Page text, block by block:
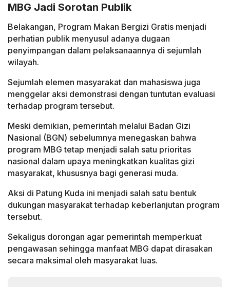
MBG Jadi Sorotan Publik
Belakangan, Program Makan Bergizi Gratis menjadi
perhatian publik menyusul adanya dugaan
penyimpangan dalam pelaksanaannya di sejumlah
wilayah.
Sejumlah elemen masyarakat dan mahasiswa juga
menggelar aksi demonstrasi dengan tuntutan evaluasi
terhadap program tersebut.
Meski demikian, pemerintah melalui Badan Gizi
Nasional (BGN) sebelumnya menegaskan bahwa
program MBG tetap menjadi salah satu prioritas
nasional dalam upaya meningkatkan kualitas gizi
masyarakat, khususnya bagi generasi muda.
Aksi di Patung Kuda ini menjadi salah satu bentuk
dukungan masyarakat terhadap keberlanjutan program
tersebut.
Sekaligus dorongan agar pemerintah memperkuat
pengawasan sehingga manfaat MBG dapat dirasakan
secara maksimal oleh masyarakat luas.